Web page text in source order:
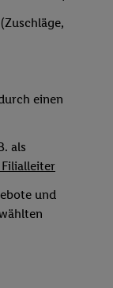
einen
als
und